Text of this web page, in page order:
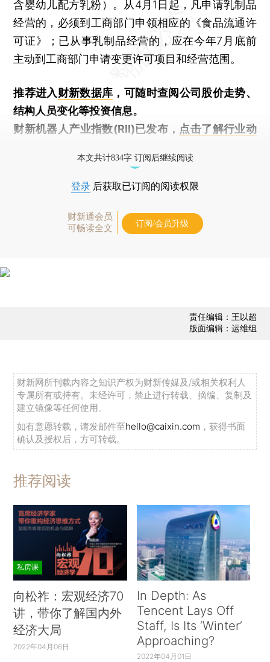
含婴幼儿配方乳粉）。从4月1日起，凡申请乳制品
经营的，必须到工商部门申领相应的《食品流通许
可证》；已从事乳制品经营的，应在今年7月底前
主动到工商部门申请变更许可项目和经营范围。
推荐进入财新数据库 ，可随时查阅公司股价走势、
结构人员变化等投资信息。
财新机器人产业指数(RII)已发布， 点击了解行业动
本文共计834字 订阅后继续阅读
登录 后获取已订阅的阅读权限
财新通会员
可畅读全文
订阅/会员升级
责任编辑：王以超
版面编辑：运维组
财新网所刊载内容之知识产权为财新传媒及/或相关权利人
专属所有或持有。未经许可，禁止进行转载、摘编、复制及
建立镜像等任何使用。
如有意愿转载，请发邮件至hello@caixin.com ，获得书面
确认及授权后，方可转载。
推荐阅读
私房课
向松祚：宏观经济70
讲，带你了解国内外
经济大局
2022年04月06日
In Depth: As
Tencent Lays Off
Staff, Is Its ‘Winter’
Approaching?
2022年04月01日